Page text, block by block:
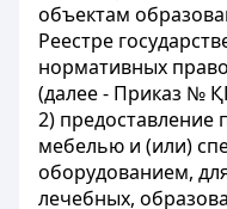
объектам
Реестре
нормативных
(далее - Приказ №
2)
мебелью и (или)
оборудованием,
лечебных,